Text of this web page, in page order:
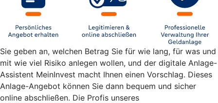
Sie geben an, welchen Betrag Sie für wie lang, für was und
mit wie viel Risiko anlegen wollen, und der digitale Anlage-
Assistent MeinInvest macht Ihnen einen Vorschlag. Dieses
Anlage-Angebot können Sie dann bequem und sicher
online abschließen. Die Profis unseres